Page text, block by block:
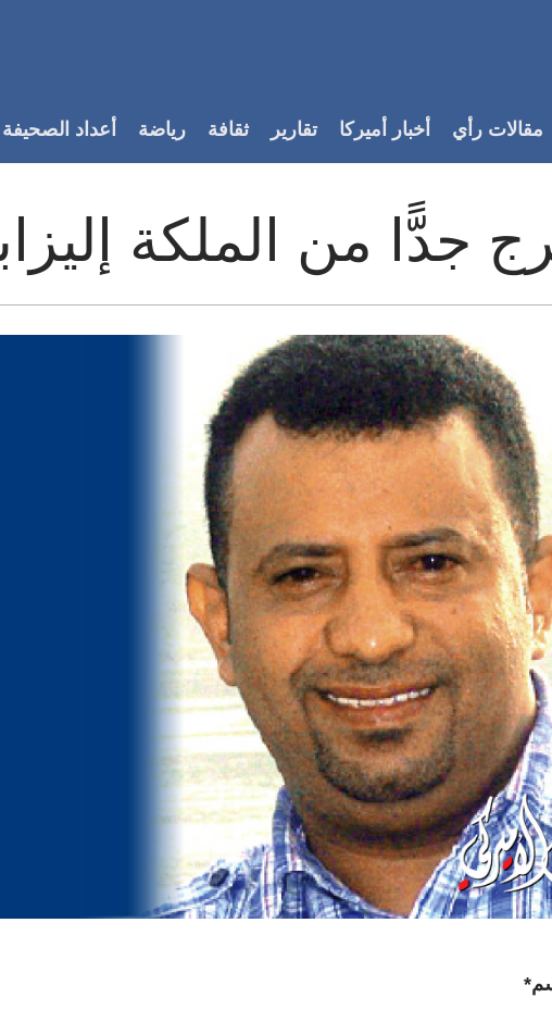
مقالات رأي أخبار أميركا تقارير ثقافة رياضة أعداد الصحيفة
جدًّا من الملكة